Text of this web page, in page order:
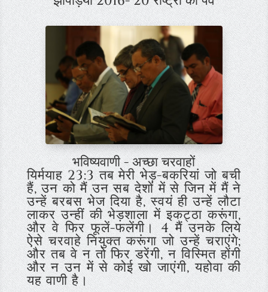
भविष्यवाणी - अच्छा चरवाहों
यिर्मयाह 23:3 तब मेरी भेड़-बकरियां जो बची
हैं, उन को मैं उन सब देशों में से जिन में मैं ने
उन्हें बरबस भेज दिया है, स्वयं ही उन्हें लौटा
लाकर उन्हीं की भेड़शाला में इकट्ठा करूंगा,
और वे फिर फूलें-फलेंगी। 4 मैं उनके लिये
ऐसे चरवाहे नियुक्त करूंगा जो उन्हें चराएंगे;
और तब वे न तो फिर डरेंगी, न विस्मित होंगी
और न उन में से कोई खो जाएंगी, यहोवा की
यह वाणी है।